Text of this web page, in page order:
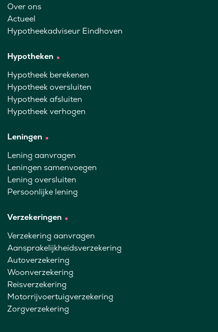
Over ons
Actueel
Hypotheekadviseur Eindhoven
Hypotheken
Hypotheek berekenen
Hypotheek oversluiten
Hypotheek afsluiten
Hypotheek verhogen
Leningen
Lening aanvragen
Leningen samenvoegen
Lening oversluiten
Persoonlijke lening
Verzekeringen
Verzekering aanvragen
Aansprakelijkheidsverzekering
Autoverzekering
Woonverzekering
Reisverzekering
Motorrijvoertuigverzekering
Zorgverzekering